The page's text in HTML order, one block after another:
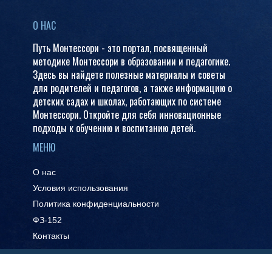
О НАС
Путь Монтессори - это портал, посвященный
методике Монтессори в образовании и педагогике.
Здесь вы найдете полезные материалы и советы
для родителей и педагогов, а также информацию о
детских садах и школах, работающих по системе
Монтессори. Откройте для себя инновационные
подходы к обучению и воспитанию детей.
МЕНЮ
О нас
Условия использования
Политика конфиденциальности
ФЗ-152
Контакты